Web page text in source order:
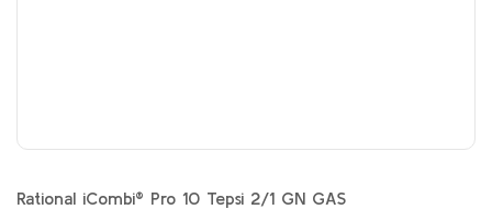
Rational iCombi® Pro 10 Tepsi 2/1 GN GAS